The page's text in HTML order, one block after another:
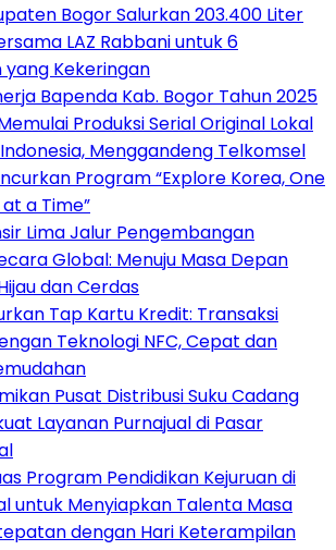
Bogor Salurkan 203.400 Liter
LAZ Rabbani untuk 6
Kekeringan
Bapenda Kab. Bogor Tahun 2025
Produksi Serial Original Lokal
Menggandeng Telkomsel
Program “Explore Korea, One
a Time”
Lima Jalur Pengembangan
Global: Menuju Masa Depan
dan Cerdas
Tap Kartu Kredit: Transaksi
Teknologi NFC, Cepat dan
Pusat Distribusi Suku Cadang
Layanan Purnajual di Pasar
Program Pendidikan Kejuruan di
untuk Menyiapkan Talenta Masa
dengan Hari Keterampilan